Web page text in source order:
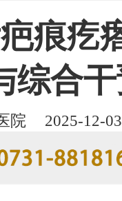
痕疙
综合
院 2025-12-